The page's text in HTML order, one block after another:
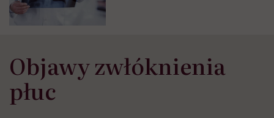
Objawy zwłóknienia
płuc